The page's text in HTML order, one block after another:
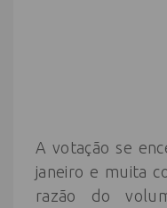
A votação se
janeiro e muita
razão do